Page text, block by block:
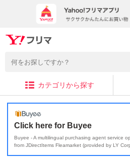
カテゴリから探す
Click here for Buyee
Buyee - A multilingual purchasing agent service
from JDirectItems Fleamarket (provided by LY